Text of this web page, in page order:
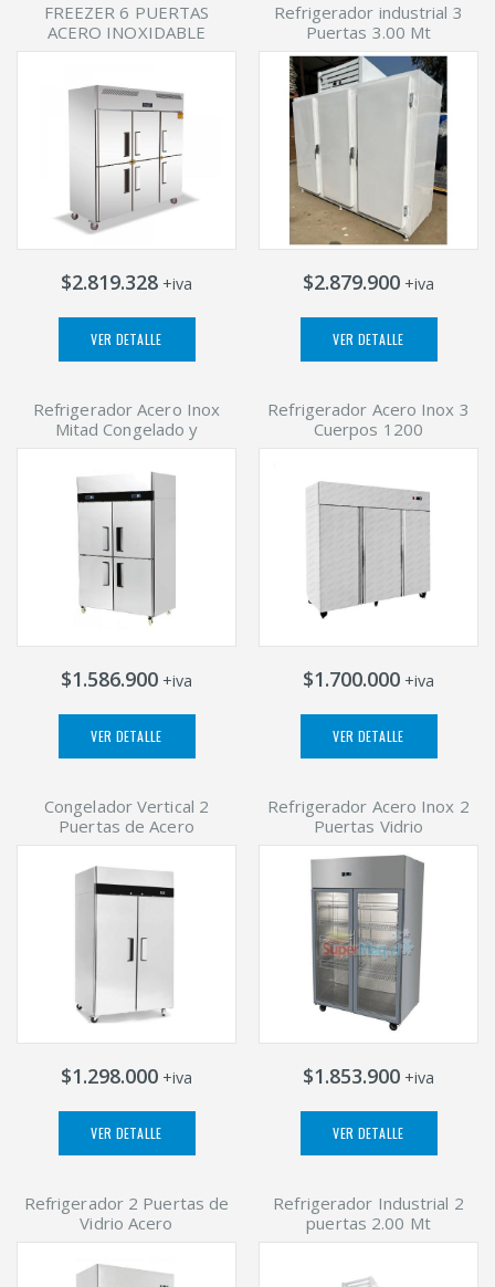
FREEZER 6 PUERTAS
ACERO INOXIDABLE
$2.819.328 +iva
VER DETALLE
Refrigerador industrial 3
Puertas 3.00 Mt
$2.879.900 +iva
VER DETALLE
Refrigerador Acero Inox
Mitad Congelado y
$1.586.900 +iva
VER DETALLE
Refrigerador Acero Inox 3
Cuerpos 1200
$1.700.000 +iva
VER DETALLE
Congelador Vertical 2
Puertas de Acero
$1.298.000 +iva
VER DETALLE
Refrigerador Acero Inox 2
Puertas Vidrio
$1.853.900 +iva
VER DETALLE
Refrigerador 2 Puertas de
Vidrio Acero
Refrigerador Industrial 2
puertas 2.00 Mt